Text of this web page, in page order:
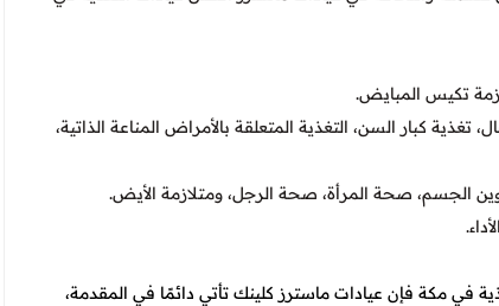
تكيس المبايض.
تغذية كبار السن، التغذية المتعلقة بالأمراض المناعة الذاتية،
الجسم، صحة المرأة، صحة الرجل، ومتلازمة الأيض.
في مكة فإن عيادات ماسترز كلينك تأتي دائمًا في المقدمة،